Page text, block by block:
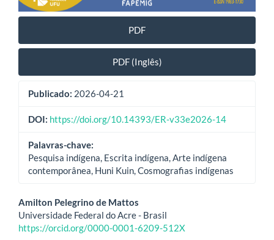
PDF
PDF (Inglês)
Publicado: 2026-04-21
DOI: https://doi.org/10.14393/ER-v33e2026-14
Palavras-chave:
Pesquisa indígena, Escrita indígena, Arte indígena
contemporânea, Huni Kuin, Cosmografias indígenas
Conteúdo
do
Amilton Pelegrino de Mattos
Universidade Federal do Acre - Brasil
https://orcid.org/0000-0001-6209-512X